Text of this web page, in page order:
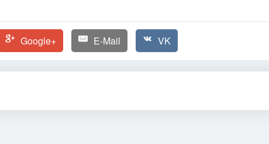
Google+ E-Mail VK